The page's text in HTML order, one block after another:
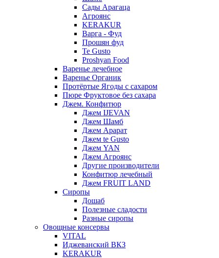
Сады Арагаца
Агроянс
KERAKUR
Варга - Фуд
Прошян фуд
Te Gusto
Proshyan Food
Варенье лечебное
Варенье Органик
Протёртые Ягоды с сахаром
Пюре Фруктовое без сахара
Джем. Конфитюр
Джем IJEVAN
Джем Шамб
Джем Арарат
Джем te Gusto
Джем YAN
Джем Агроянс
Другие производители
Конфитюр лечебный
Джем FRUIT LAND
Сиропы
Дошаб
Полезные сладости
Разные сиропы
Овощные консервы
VITAL
Иджеванский ВКЗ
KERAKUR